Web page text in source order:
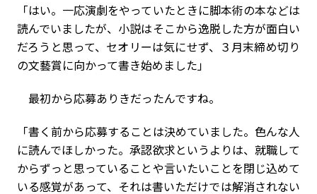
「はい。一応演劇をやっていたときに脚本術の本などは
読んでいましたが、小説はそこから逸脱した方が面白い
だろうと思って、セオリーは気にせず、３月末締め切り
の文藝賞に向かって書き始めました」
最初から応募ありきだったんですね。
「書く前から応募することは決めていました。色んな人
に読んでほしかった。承認欲求というよりは、就職して
からずっと思っていることや言いたいことを閉じ込めて
いる感覚があって、それは書いただけでは解消されない